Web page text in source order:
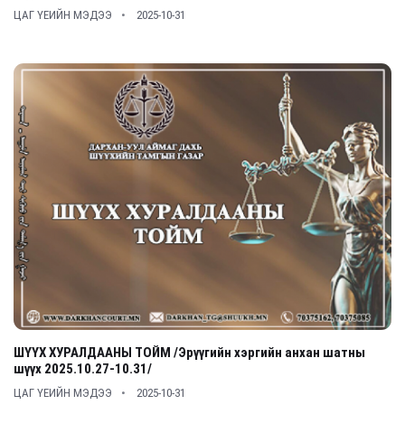
ЦАГ ҮЕИЙН МЭДЭЭ 2025-10-31
ШҮҮХ ХУРАЛДААНЫ ТОЙМ /Эрүүгийн хэргийн анхан шатны
шүүх 2025.10.27-10.31/
ЦАГ ҮЕИЙН МЭДЭЭ 2025-10-31